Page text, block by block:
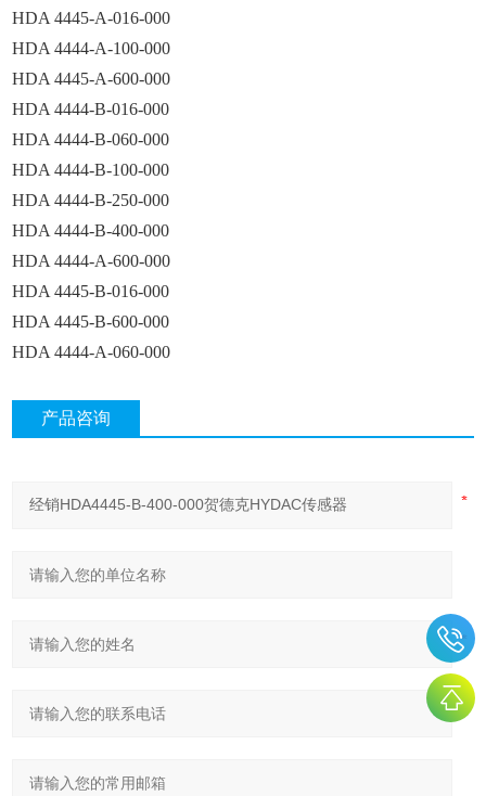
HDA 4445-A-016-000
HDA 4444-A-100-000
HDA 4445-A-600-000
HDA 4444-B-016-000
HDA 4444-B-060-000
HDA 4444-B-100-000
HDA 4444-B-250-000
HDA 4444-B-400-000
HDA 4444-A-600-000
HDA 4445-B-016-000
HDA 4445-B-600-000
HDA 4444-A-060-000
产品咨询